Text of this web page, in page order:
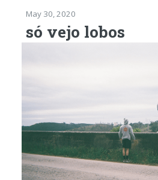
May 30, 2020
só vejo lobos